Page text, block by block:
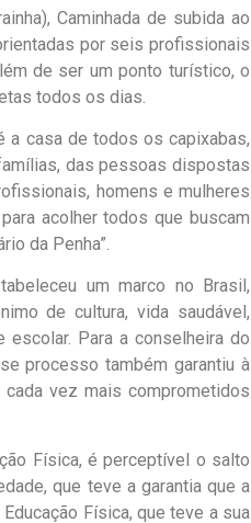
Caminhada de subida ao
por seis profissionais
de ser um ponto turístico, o
todos os dias.
a casa de todos os capixabas,
das pessoas dispostas
homens e mulheres
acolher todos que buscam
da Penha”.
um marco no Brasil,
de cultura, vida saudável,
Para a conselheira do
processo também garantiu à
vez mais comprometidos
Física, é perceptível o salto
que teve a garantia que a
Física, que teve a sua